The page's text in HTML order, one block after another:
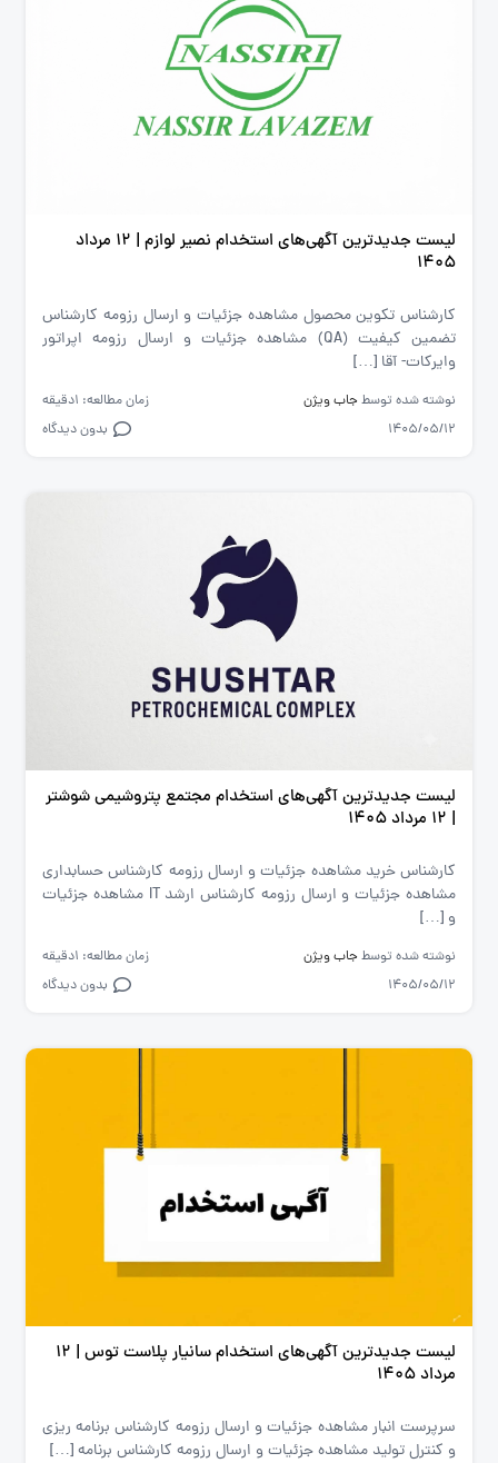
لیست جدیدترین آگهی‌های استخدام نصیر لوازم | ۱۲ مرداد
۱۴۰۵
کارشناس تکوین محصول مشاهده جزئیات و ارسال رزومه کارشناس
تضمین کیفیت (QA) مشاهده جزئیات و ارسال رزومه اپراتور
وایرکات- آقا […]
نوشته شده توسط جاب ویژن
زمان مطالعه: 1دقیقه
1405/05/12
بدون دیدگاه
لیست جدیدترین آگهی‌های استخدام مجتمع پتروشیمی شوشتر
| ۱۲ مرداد ۱۴۰۵
کارشناس خرید مشاهده جزئیات و ارسال رزومه کارشناس حسابداری
مشاهده جزئیات و ارسال رزومه کارشناس ارشد IT مشاهده جزئیات
و […]
نوشته شده توسط جاب ویژن
زمان مطالعه: 1دقیقه
1405/05/12
بدون دیدگاه
لیست جدیدترین آگهی‌های استخدام سانیار پلاست توس | ۱۲
مرداد ۱۴۰۵
سرپرست انبار مشاهده جزئیات و ارسال رزومه کارشناس برنامه ریزی
و کنترل تولید مشاهده جزئیات و ارسال رزومه کارشناس برنامه […]